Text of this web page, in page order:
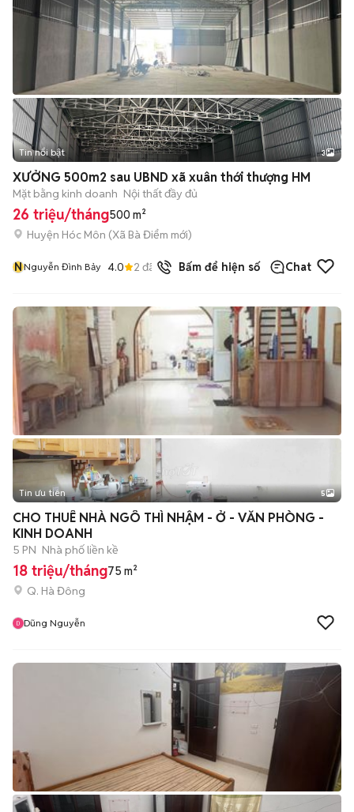
Tin nổi bật 3
XƯỞNG 500m2 sau UBND xã xuân thới thượng HM
Mặt bằng kinh doanh Nội thất đầy đủ
26 triệu/tháng500 m²
Huyện Hóc Môn (Xã Bà Điểm mới)
NNguyễn Đình Bảy 4.0 2 đã bán Bấm để hiện số Chat
Tin ưu tiên 5
CHO THUÊ NHÀ NGÔ THÌ NHẬM - Ở - VĂN PHÒNG -
KINH DOANH
5 PN Nhà phố liền kề
18 triệu/tháng75 m²
Q. Hà Đông
Dũng Nguyễn